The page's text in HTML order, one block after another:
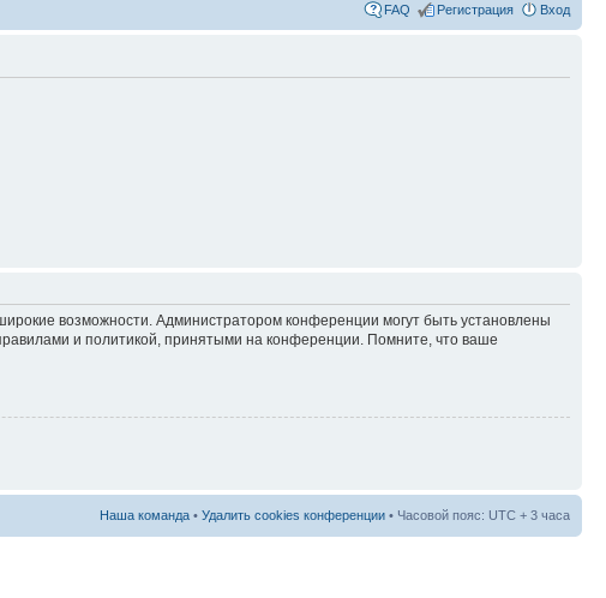
FAQ Регистрация Вход
возможности. Администратором конференции могут быть установлены
и политикой, принятыми на конференции. Помните, что ваше
Наша команда • Удалить cookies конференции • Часовой пояс: UTC + 3 часа